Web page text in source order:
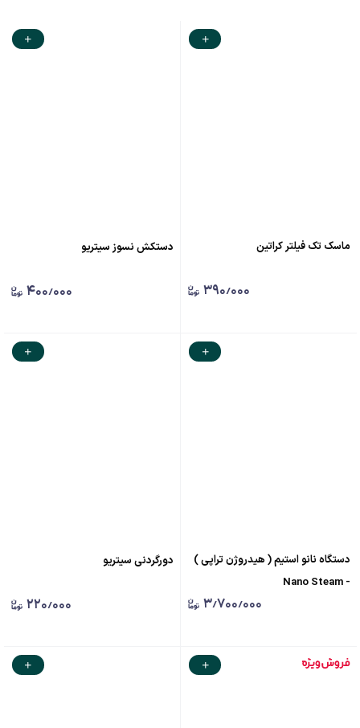
ماسک تک فیلتر کراتین
۳۹۰٫۰۰۰
دستکش نسوز سیتریو
۴۰۰٫۰۰۰
دستگاه نانو استیم ( هیدروژن تراپی )
- Nano Steam
۳٫۷۰۰٫۰۰۰
دورگردنی سیتریو
۲۲۰٫۰۰۰